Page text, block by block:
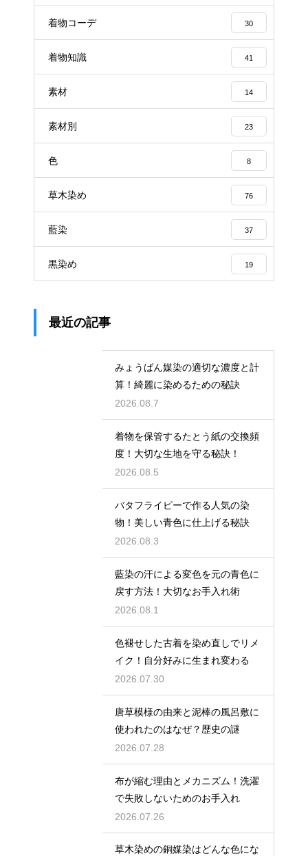
着物コーデ 30
着物知識 41
素材 14
素材別 23
色 8
草木染め 76
藍染 37
黒染め 19
最近の記事
みょうばん媒染の適切な濃度と計
算！綺麗に染めるための秘訣
2026.08.7
着物を保管するたとう紙の交換頻
度！大切な生地を守る秘訣！
2026.08.5
バタフライピーで作る人気の染
物！美しい青色に仕上げる秘訣
2026.08.3
藍染の汗による変色を元の青色に
戻す方法！大切なお手入れ術
2026.08.1
色褪せした古着を染め直しでリメ
イク！自分好みに生まれ変わる
2026.07.30
唐草模様の由来と泥棒の風呂敷に
使われたのはなぜ？歴史の謎
2026.07.28
布が縮む理由とメカニズム！洗濯
で失敗しないためのお手入れ
2026.07.26
草木染めの銅媒染はどんな色にな